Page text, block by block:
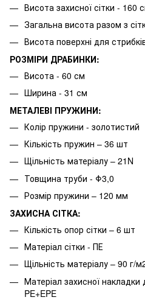
Висота захисної сітки - 160
Загальна висота разом з
Висота поверхні для
РОЗМІРИ ДРАБИНКИ:
Висота - 60 см
Ширина - 31 см
МЕТАЛЕВІ ПРУЖИНИ:
Колір пружини - золотистий
Кількість пружин – 36 шт
Щільність матеріалу – 21N
Товщина труби - Φ3,0
Розмір пружини – 120 мм
ЗАХИСНА СІТКА:
Кількість опор сітки – 6 шт
Матеріал сітки - ПЕ
Щільність матеріалу – 90 г/
Матеріал захисної
PE+EPE